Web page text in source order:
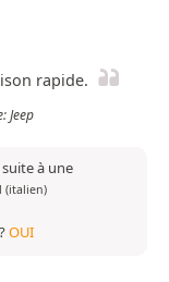
rapide.
Jeep
à une
(italien)
OUI